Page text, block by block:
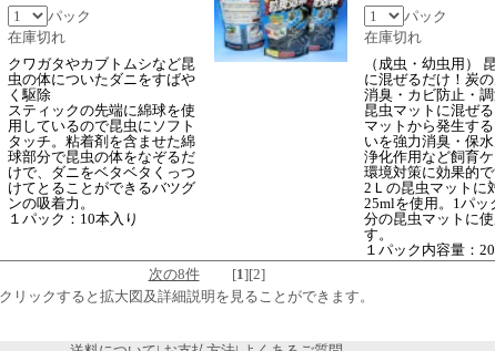
パック
在庫切れ
クワガタやカブトムシなど昆
虫の体についたダニをすばや
く駆除
スティックの先端に綿球を使
用しているので昆虫にソフト
タッチ。粘着剤を含ませた綿
球部分で昆虫の体をなぞるだ
けで、ダニをベタベタくっつ
けてとることができるバツグ
ンの吸着力。
１パック：10本入り
パック
在庫切れ
（成虫・幼虫用）
に混ぜるだけ！炭
消臭・カビ防止・
昆虫マットに混ぜる
マットから発生す
いを強力消臭・保水
浄化作用など飼育
環境対策に効果的で
2Ｌの昆虫マットに
25mlを使用。1パッ
分の昆虫マットに
す。
１パック内容量：
次の8件
[1][2]
リックすると拡大図及詳細説明を見ることができます。